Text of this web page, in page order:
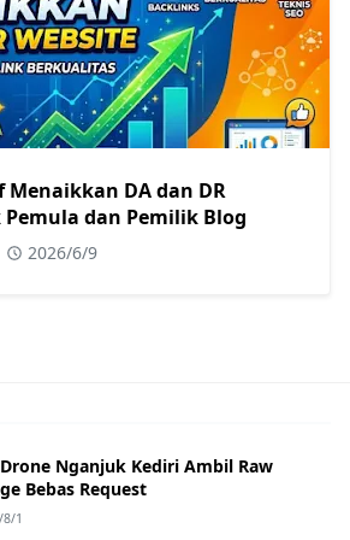
DA dan DR
dan Pemilik Blog
2026/6/9
Nganjuk Kediri Ambil Raw
Bebas Request
1